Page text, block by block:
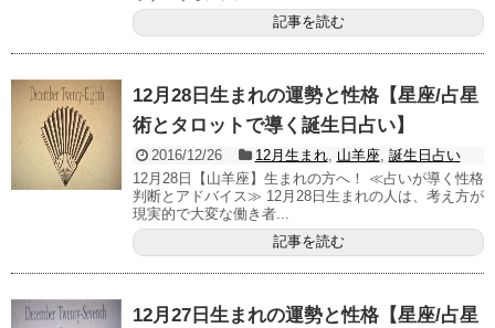
記事を読む
12月28日生まれの運勢と性格【星座/占星
術とタロットで導く誕生日占い】
2016/12/26 12月生まれ, 山羊座, 誕生日占い
12月28日【山羊座】生まれの方へ！ ≪占いが導く性格
判断とアドバイス≫ 12月28日生まれの人は、考え方が
現実的で大変な働き者...
記事を読む
12月27日生まれの運勢と性格【星座/占星